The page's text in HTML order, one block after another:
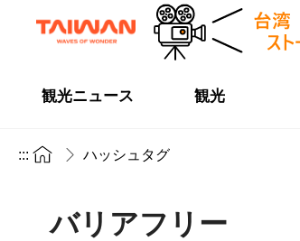
観光ニュース 観光
::: ハッシュタグ
バリアフリー